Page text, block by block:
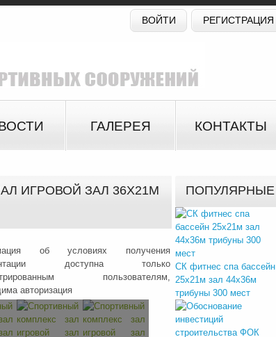
ВОЙТИ РЕГИСТРАЦИЯ
ГАЛЕРЕЯ КОНТАКТЫ
ИГРОВОЙ ЗАЛ 36Х21М
об условиях получения
доступна только
пользователям,
авторизация
ПОПУЛЯРНЫЕ
СК фитнес спа бассейн
25х21м зал 44х36м
трибуны 300 мест